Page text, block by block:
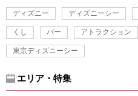
ディズニー ディズニーシー
くし バー アトラクション
東京ディズニーシー
エリア・特集